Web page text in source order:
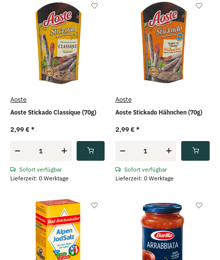
Aoste
Aoste Stickado Classique (70g)
2,99 €*
Sofort verfügbar
Lieferzeit: 0 Werktage
Aoste
Aoste Stickado Hähnchen (70g)
2,99 €*
Sofort verfügbar
Lieferzeit: 0 Werktage